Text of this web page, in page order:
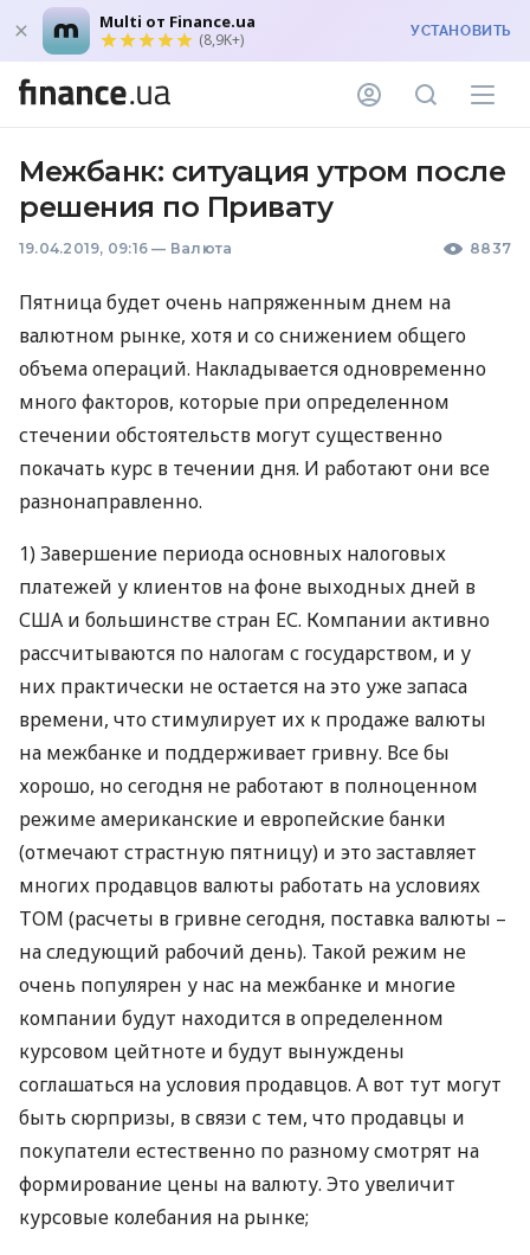
Multi от Finance.ua
(8,9K+) УСТАНОВИТЬ
Межбанк: ситуация утром после
решения по Привату
19.04.2019, 09:16 — Валюта 8837
Пятница будет очень напряженным днем на
валютном рынке, хотя и со снижением общего
объема операций. Накладывается одновременно
много факторов, которые при определенном
стечении обстоятельств могут существенно
покачать курс в течении дня. И работают они все
разнонаправленно.
1) Завершение периода основных налоговых
платежей у клиентов на фоне выходных дней в
США и большинстве стран ЕС. Компании активно
рассчитываются по налогам с государством, и у
них практически не остается на это уже запаса
времени, что стимулирует их к продаже валюты
на межбанке и поддерживает гривну. Все бы
хорошо, но сегодня не работают в полноценном
режиме американские и европейские банки
(отмечают страстную пятницу) и это заставляет
многих продавцов валюты работать на условиях
ТОМ (расчеты в гривне сегодня, поставка валюты –
на следующий рабочий день). Такой режим не
очень популярен у нас на межбанке и многие
компании будут находится в определенном
курсовом цейтноте и будут вынуждены
соглашаться на условия продавцов. А вот тут могут
быть сюрпризы, в связи с тем, что продавцы и
покупатели естественно по разному смотрят на
формирование цены на валюту. Это увеличит
курсовые колебания на рынке;